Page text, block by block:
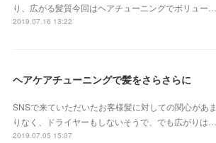
り、広がる髪質今回はヘアチューニングでボリュー…
2019.07.16 13:22
ヘアケアチューニングで髪をさらさらに
SNSで来ていただいたお客様髪に対しての関心があま
りなく、ドライヤーもしないそうで、でも広がりは…
2019.07.05 15:07